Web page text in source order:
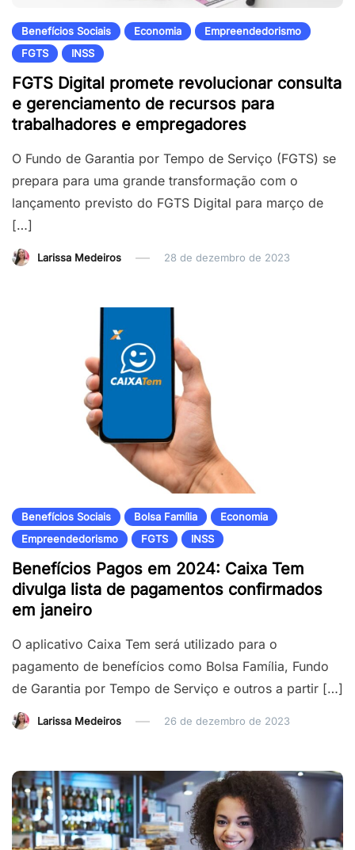
Benefícios Sociais Economia
Empreendedorismo
FGTS
INSS
FGTS Digital promete revolucionar consulta
e gerenciamento de recursos para
trabalhadores e empregadores
O Fundo de Garantia por Tempo de Serviço (FGTS) se
prepara para uma grande transformação com o
lançamento previsto do FGTS Digital para março de
[…]
Larissa Medeiros 28 de dezembro de 2023
Benefícios Sociais Bolsa Família
Economia
Empreendedorismo
FGTS INSS
Benefícios Pagos em 2024: Caixa Tem
divulga lista de pagamentos confirmados
em janeiro
O aplicativo Caixa Tem será utilizado para o
pagamento de benefícios como Bolsa Família, Fundo
de Garantia por Tempo de Serviço e outros a partir […]
Larissa Medeiros 26 de dezembro de 2023